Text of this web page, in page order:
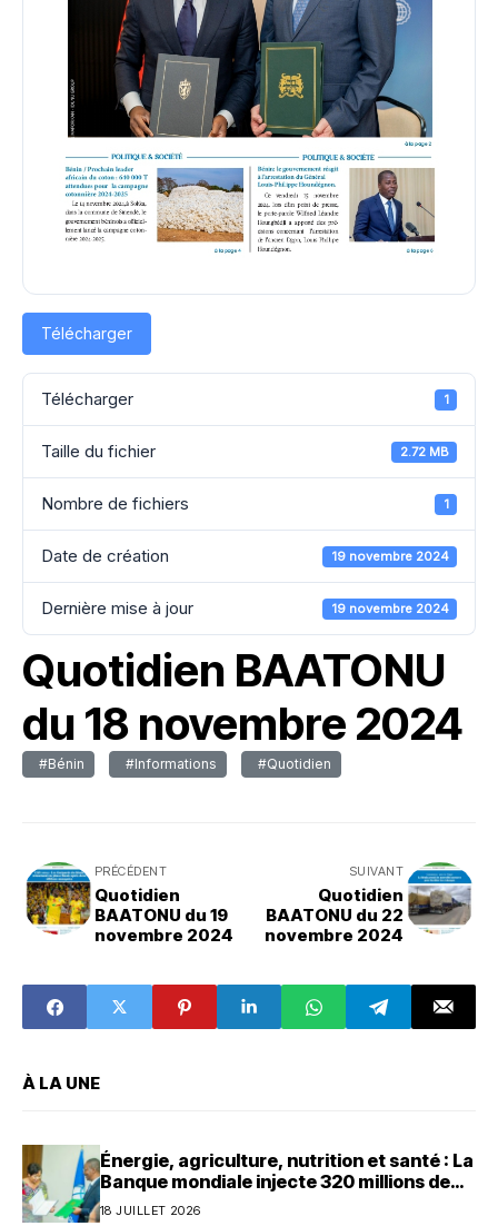
Télécharger
Télécharger 1
Taille du fichier 2.72 MB
Nombre de fichiers 1
Date de création 19 novembre 2024
Dernière mise à jour 19 novembre 2024
Quotidien BAATONU
du 18 novembre 2024
#Bénin #Informations #Quotidien
PRÉCÉDENT
Quotidien
BAATONU du 19
novembre 2024
SUIVANT
Quotidien
BAATONU du 22
novembre 2024
À LA UNE
Énergie, agriculture, nutrition et santé : La
Banque mondiale injecte 320 millions de
dollars au Bénin
18 JUILLET 2026